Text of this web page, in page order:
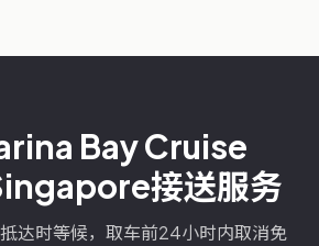
Bay Cruise
接送服务
达时等候，取车前24小时内取消免